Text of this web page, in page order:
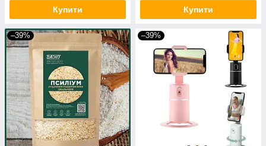
Купити Купити
–39% –39%